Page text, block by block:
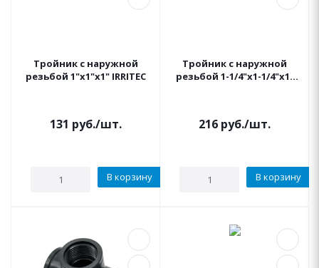
Тройник с наружной
резьбой 1"x1"x1" IRRITEC
131 руб./шт.
В корзину
Тройник с наружной
резьбой 1-1/4"x1-1/4"x1-
216 руб./шт.
В корзину